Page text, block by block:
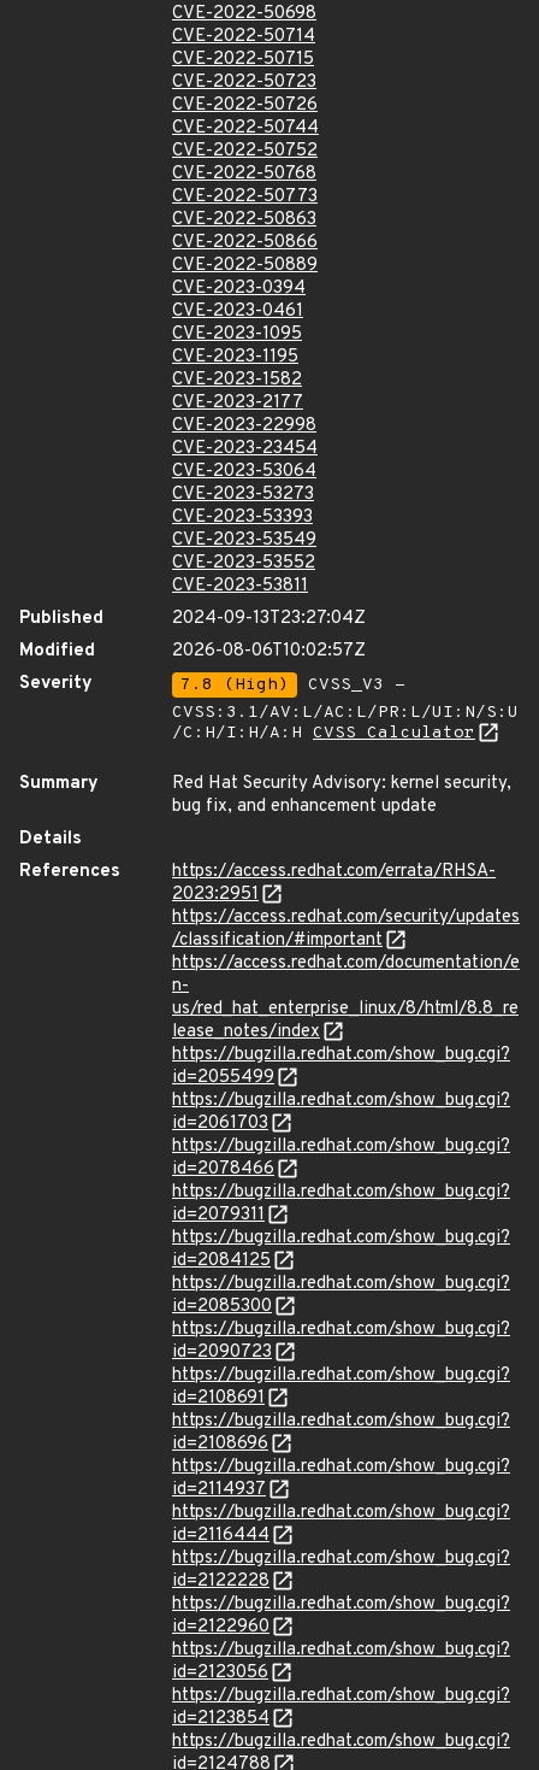
CVE-2022-50698
CVE-2022-50714
CVE-2022-50715
CVE-2022-50723
CVE-2022-50726
CVE-2022-50744
CVE-2022-50752
CVE-2022-50768
CVE-2022-50773
CVE-2022-50863
CVE-2022-50866
CVE-2022-50889
CVE-2023-0394
CVE-2023-0461
CVE-2023-1095
CVE-2023-1195
CVE-2023-1582
CVE-2023-2177
CVE-2023-22998
CVE-2023-23454
CVE-2023-53064
CVE-2023-53273
CVE-2023-53393
CVE-2023-53549
CVE-2023-53552
CVE-2023-53811
Published
2024-09-13T23:27:04Z
Modified
2026-08-06T10:02:57Z
Severity
7.8 (High)
CVSS_V3 -
CVSS:3.1/AV:L/AC:L/PR:L/UI:N/S:U
/C:H/I:H/A:H CVSS Calculator
Summary
Red Hat Security Advisory: kernel security,
bug fix, and enhancement update
Details
References
https://access.redhat.com/errata/RHSA-
2023:2951
https://access.redhat.com/security/updates
/classification/#important
https://access.redhat.com/documentation/e
n-
us/red_hat_enterprise_linux/8/html/8.8_re
lease_notes/index
https://bugzilla.redhat.com/show_bug.cgi?
id=2055499
https://bugzilla.redhat.com/show_bug.cgi?
id=2061703
https://bugzilla.redhat.com/show_bug.cgi?
id=2078466
https://bugzilla.redhat.com/show_bug.cgi?
id=2079311
https://bugzilla.redhat.com/show_bug.cgi?
id=2084125
https://bugzilla.redhat.com/show_bug.cgi?
id=2085300
https://bugzilla.redhat.com/show_bug.cgi?
id=2090723
https://bugzilla.redhat.com/show_bug.cgi?
id=2108691
https://bugzilla.redhat.com/show_bug.cgi?
id=2108696
https://bugzilla.redhat.com/show_bug.cgi?
id=2114937
https://bugzilla.redhat.com/show_bug.cgi?
id=2116444
https://bugzilla.redhat.com/show_bug.cgi?
id=2122228
https://bugzilla.redhat.com/show_bug.cgi?
id=2122960
https://bugzilla.redhat.com/show_bug.cgi?
id=2123056
https://bugzilla.redhat.com/show_bug.cgi?
id=2123854
https://bugzilla.redhat.com/show_bug.cgi?
id=2124788